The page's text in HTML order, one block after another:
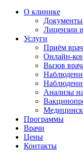
О клинике
Лицензии
Услуги
Приём
Онлайн-
Вызов
Анализы
Программы
Врачи
Цены
Контакты